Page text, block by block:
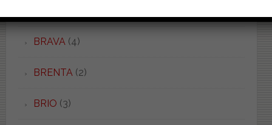
BRAVA(4)
BRENTA(2)
BRIO (3)